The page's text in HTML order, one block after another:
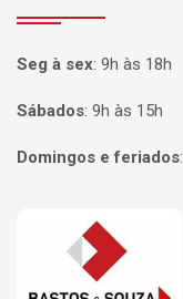
Seg à sex: 9h às 18h
Sábados: 9h às 15h
Domingos e feriados:
Página inicial